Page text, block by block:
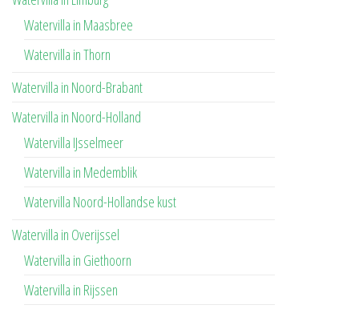
Watervilla in Maasbree
Watervilla in Thorn
Watervilla in Noord-Brabant
Watervilla in Noord-Holland
Watervilla IJsselmeer
Watervilla in Medemblik
Watervilla Noord-Hollandse kust
Watervilla in Overijssel
Watervilla in Giethoorn
Watervilla in Rijssen